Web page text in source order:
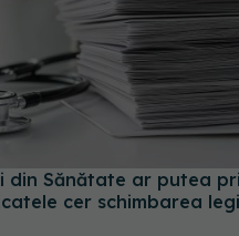
din Sănătate ar putea
cer schimbarea